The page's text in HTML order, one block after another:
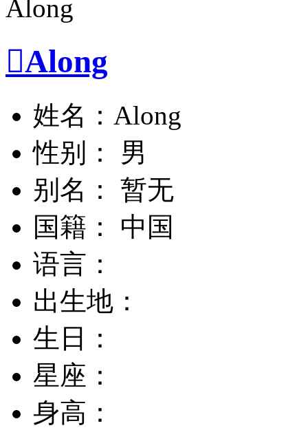
Along
姓名：Along
性别： 男
别名： 暂无
国籍： 中国
语言：
出生地：
生日：
星座：
身高：